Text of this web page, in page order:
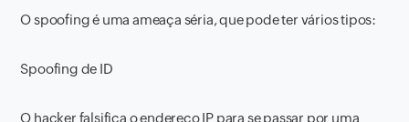
O spoofing é uma ameaça séria, que pode ter vários tipos:
Spoofing de ID
O hacker falsifica o endereço IP para se passar por uma